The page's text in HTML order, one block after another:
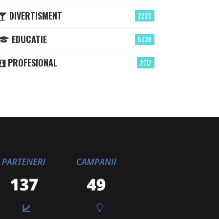
2223
DIVERTISMENT
5339
EDUCATIE
2712
PROFESIONAL